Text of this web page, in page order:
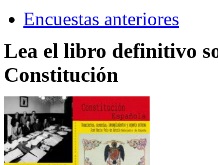
Encuestas anteriores
Lea el libro definitivo
Constitución